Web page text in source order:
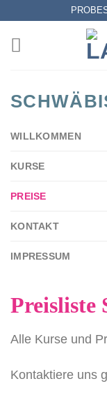
springen
WILLKOMMEN
KURSE
PREISE
KONTAKT
IMPRESSUM
Preisliste
Alle Kurse und
Kontaktiere uns